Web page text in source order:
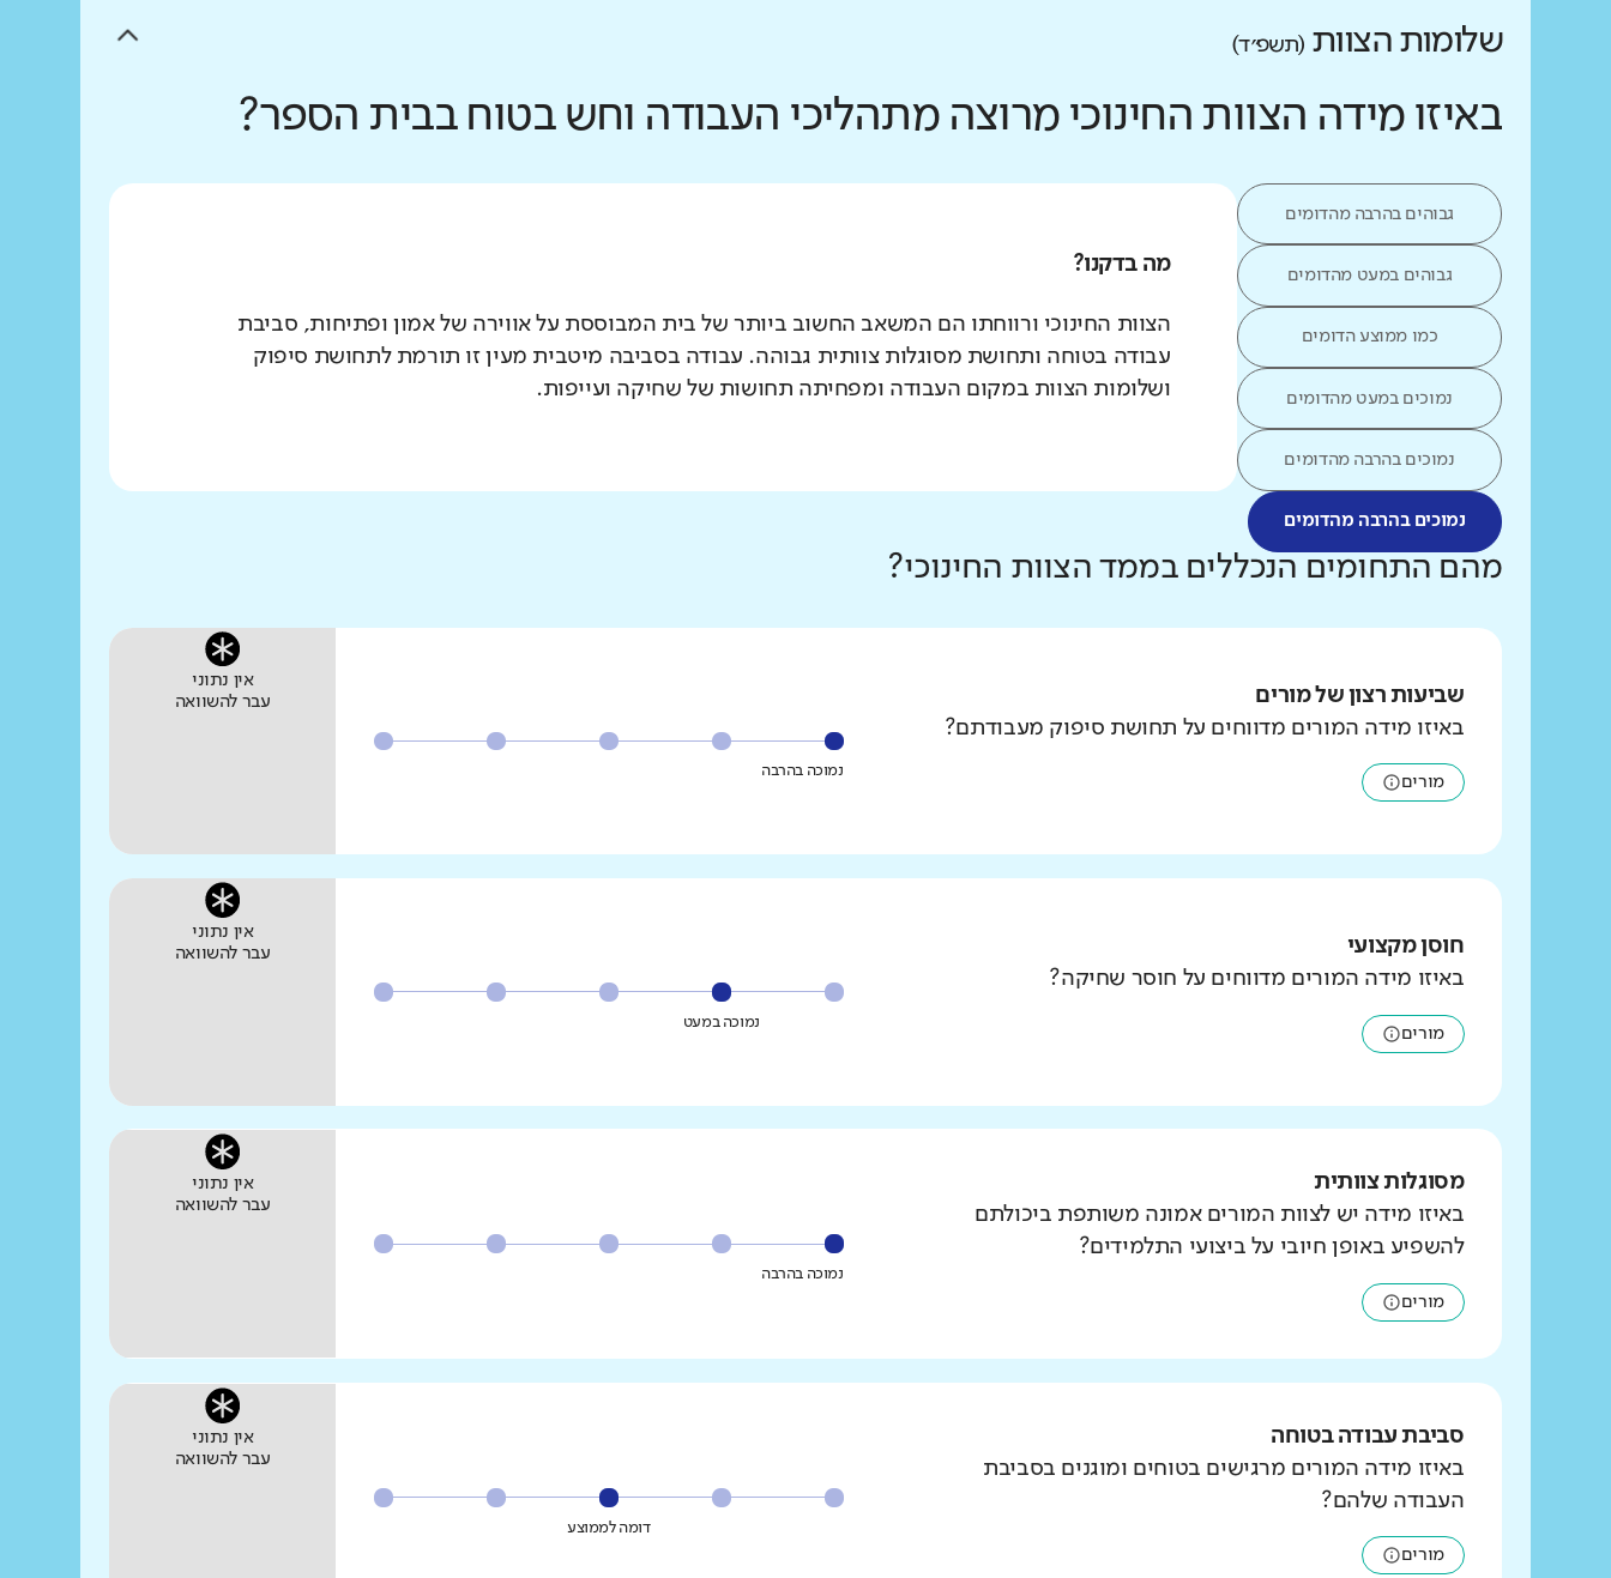
שלומות הצוות (תשפ״ד)
באיזו מידה הצוות החינוכי מרוצה מתהליכי העבודה וחש בטוח בבית הספר?
גבוהים בהרבה מהדומים
גבוהים במעט מהדומים
כמו ממוצע הדומים
נמוכים במעט מהדומים
נמוכים בהרבה מהדומים
נמוכים בהרבה מהדומים
מה בדקנו?
הצוות החינוכי ורווחתו הם המשאב החשוב ביותר של בית המבוססת על אווירה של אמון ופתיחות, סביבת
עבודה בטוחה ותחושת מסוגלות צוותית גבוהה. עבודה בסביבה מיטבית מעין זו תורמת לתחושת סיפוק
ושלומות הצוות במקום העבודה ומפחיתה תחושות של שחיקה ועייפות.
מהם התחומים הנכללים בממד הצוות החינוכי?
שביעות רצון של מורים
באיזו מידה המורים מדווחים על תחושת סיפוק מעבודתם?
מורים
נמוכה בהרבה
אין נתוני
עבר להשוואה
חוסן מקצועי
באיזו מידה המורים מדווחים על חוסר שחיקה?
מורים
נמוכה במעט
אין נתוני
עבר להשוואה
מסוגלות צוותית
באיזו מידה יש לצוות המורים אמונה משותפת ביכולתם
להשפיע באופן חיובי על ביצועי התלמידים?
מורים
נמוכה בהרבה
אין נתוני
עבר להשוואה
סביבת עבודה בטוחה
באיזו מידה המורים מרגישים בטוחים ומוגנים בסביבת
העבודה שלהם?
מורים
דומה לממוצע
אין נתוני
עבר להשוואה